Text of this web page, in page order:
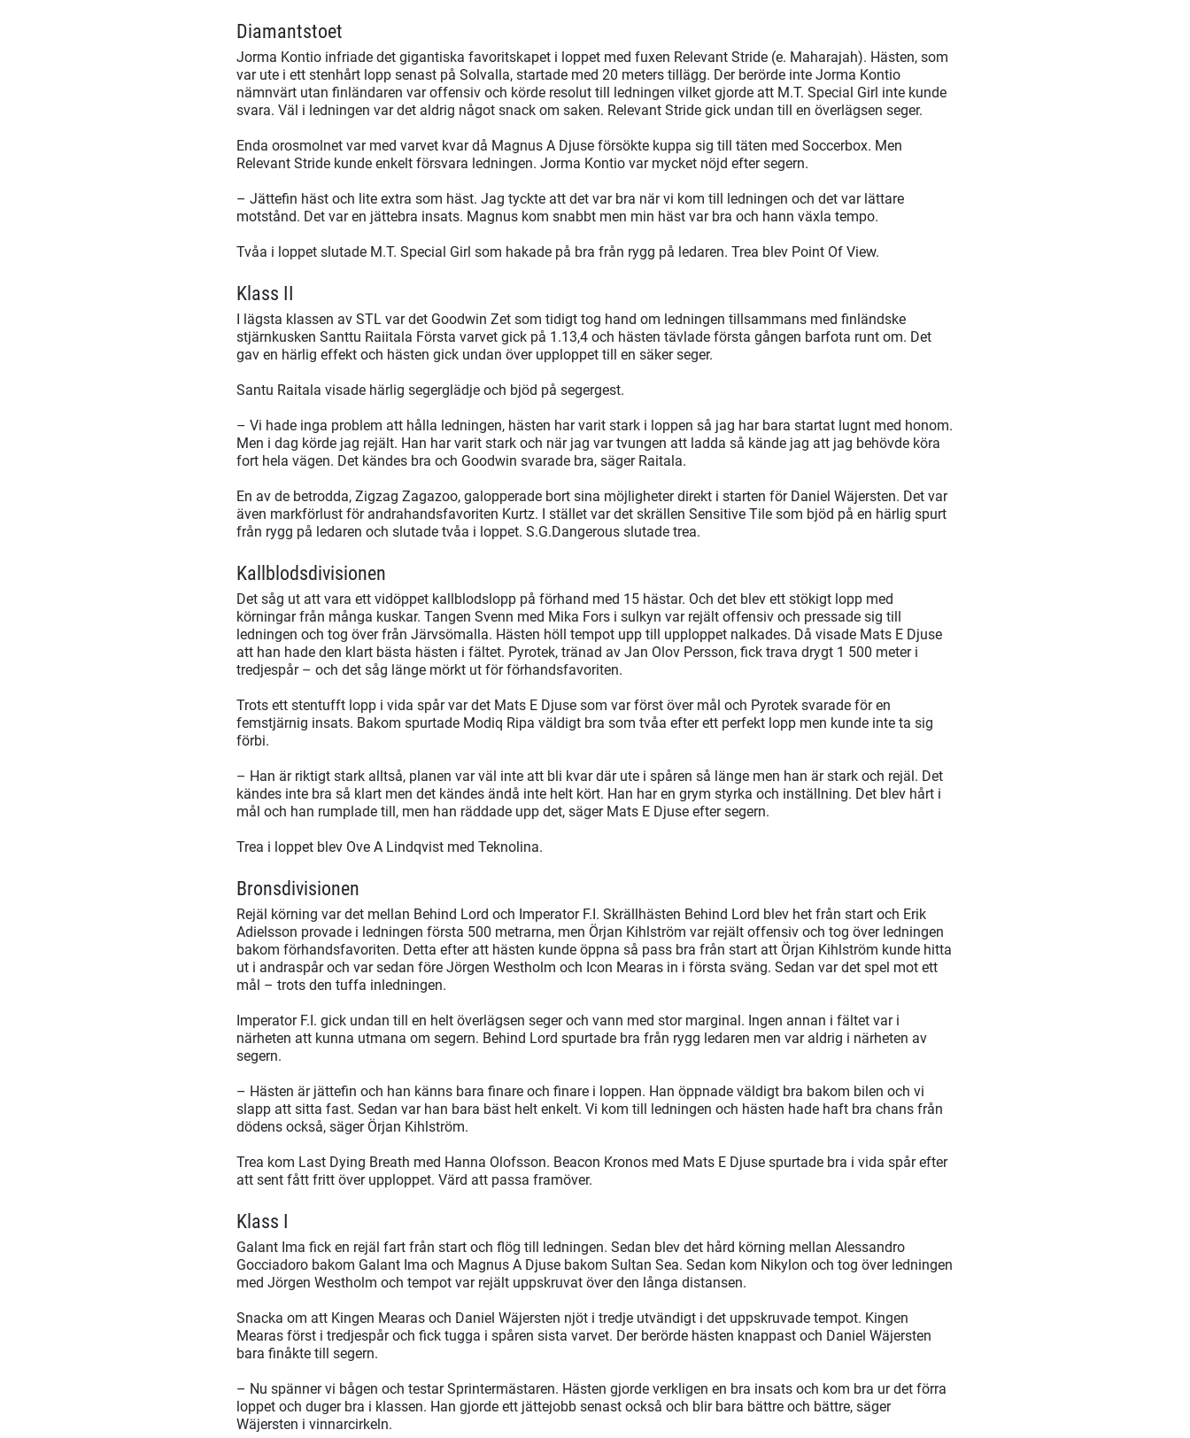
Diamantstoet
Jorma Kontio infriade det gigantiska favoritskapet i loppet med fuxen Relevant Stride (e. Maharajah). Hästen, som
var ute i ett stenhårt lopp senast på Solvalla, startade med 20 meters tillägg. Der berörde inte Jorma Kontio
nämnvärt utan finländaren var offensiv och körde resolut till ledningen vilket gjorde att M.T. Special Girl inte kunde
svara. Väl i ledningen var det aldrig något snack om saken. Relevant Stride gick undan till en överlägsen seger.
Enda orosmolnet var med varvet kvar då Magnus A Djuse försökte kuppa sig till täten med Soccerbox. Men
Relevant Stride kunde enkelt försvara ledningen. Jorma Kontio var mycket nöjd efter segern.
– Jättefin häst och lite extra som häst. Jag tyckte att det var bra när vi kom till ledningen och det var lättare
motstånd. Det var en jättebra insats. Magnus kom snabbt men min häst var bra och hann växla tempo.
Tvåa i loppet slutade M.T. Special Girl som hakade på bra från rygg på ledaren. Trea blev Point Of View.
Klass II
I lägsta klassen av STL var det Goodwin Zet som tidigt tog hand om ledningen tillsammans med finländske
stjärnkusken Santtu Raiitala Första varvet gick på 1.13,4 och hästen tävlade första gången barfota runt om. Det
gav en härlig effekt och hästen gick undan över upploppet till en säker seger.
Santu Raitala visade härlig segerglädje och bjöd på segergest.
– Vi hade inga problem att hålla ledningen, hästen har varit stark i loppen så jag har bara startat lugnt med honom.
Men i dag körde jag rejält. Han har varit stark och när jag var tvungen att ladda så kände jag att jag behövde köra
fort hela vägen. Det kändes bra och Goodwin svarade bra, säger Raitala.
En av de betrodda, Zigzag Zagazoo, galopperade bort sina möjligheter direkt i starten för Daniel Wäjersten. Det var
även markförlust för andrahandsfavoriten Kurtz. I stället var det skrällen Sensitive Tile som bjöd på en härlig spurt
från rygg på ledaren och slutade tvåa i loppet. S.G.Dangerous slutade trea.
Kallblodsdivisionen
Det såg ut att vara ett vidöppet kallblodslopp på förhand med 15 hästar. Och det blev ett stökigt lopp med
körningar från många kuskar. Tangen Svenn med Mika Fors i sulkyn var rejält offensiv och pressade sig till
ledningen och tog över från Järvsömalla. Hästen höll tempot upp till upploppet nalkades. Då visade Mats E Djuse
att han hade den klart bästa hästen i fältet. Pyrotek, tränad av Jan Olov Persson, fick trava drygt 1 500 meter i
tredjespår – och det såg länge mörkt ut för förhandsfavoriten.
Trots ett stentufft lopp i vida spår var det Mats E Djuse som var först över mål och Pyrotek svarade för en
femstjärnig insats. Bakom spurtade Modiq Ripa väldigt bra som tvåa efter ett perfekt lopp men kunde inte ta sig
förbi.
– Han är riktigt stark alltså, planen var väl inte att bli kvar där ute i spåren så länge men han är stark och rejäl. Det
kändes inte bra så klart men det kändes ändå inte helt kört. Han har en grym styrka och inställning. Det blev hårt i
mål och han rumplade till, men han räddade upp det, säger Mats E Djuse efter segern.
Trea i loppet blev Ove A Lindqvist med Teknolina.
Bronsdivisionen
Rejäl körning var det mellan Behind Lord och Imperator F.I. Skrällhästen Behind Lord blev het från start och Erik
Adielsson provade i ledningen första 500 metrarna, men Örjan Kihlström var rejält offensiv och tog över ledningen
bakom förhandsfavoriten. Detta efter att hästen kunde öppna så pass bra från start att Örjan Kihlström kunde hitta
ut i andraspår och var sedan före Jörgen Westholm och Icon Mearas in i första sväng. Sedan var det spel mot ett
mål – trots den tuffa inledningen.
Imperator F.I. gick undan till en helt överlägsen seger och vann med stor marginal. Ingen annan i fältet var i
närheten att kunna utmana om segern. Behind Lord spurtade bra från rygg ledaren men var aldrig i närheten av
segern.
– Hästen är jättefin och han känns bara finare och finare i loppen. Han öppnade väldigt bra bakom bilen och vi
slapp att sitta fast. Sedan var han bara bäst helt enkelt. Vi kom till ledningen och hästen hade haft bra chans från
dödens också, säger Örjan Kihlström.
Trea kom Last Dying Breath med Hanna Olofsson. Beacon Kronos med Mats E Djuse spurtade bra i vida spår efter
att sent fått fritt över upploppet. Värd att passa framöver.
Klass I
Galant Ima fick en rejäl fart från start och flög till ledningen. Sedan blev det hård körning mellan Alessandro
Gocciadoro bakom Galant Ima och Magnus A Djuse bakom Sultan Sea. Sedan kom Nikylon och tog över ledningen
med Jörgen Westholm och tempot var rejält uppskruvat över den långa distansen.
Snacka om att Kingen Mearas och Daniel Wäjersten njöt i tredje utvändigt i det uppskruvade tempot. Kingen
Mearas först i tredjespår och fick tugga i spåren sista varvet. Der berörde hästen knappast och Daniel Wäjersten
bara finåkte till segern.
– Nu spänner vi bågen och testar Sprintermästaren. Hästen gjorde verkligen en bra insats och kom bra ur det förra
loppet och duger bra i klassen. Han gjorde ett jättejobb senast också och blir bara bättre och bättre, säger
Wäjersten i vinnarcirkeln.